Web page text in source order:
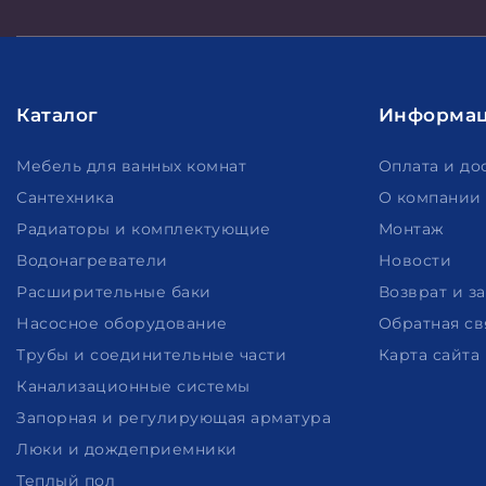
Каталог
Мебель для ванных комнат
Сантехника
Радиаторы и комплектующие
Водонагреватели
Расширительные баки
Насосное оборудование
Трубы и соединительные части
Канализационные системы
Запорная и регулирующая арматура
Люки и дождеприемники
Теплый пол
Оплата и
О компании
Монтаж
Новости
Возврат и
Обратная
Карта сайта